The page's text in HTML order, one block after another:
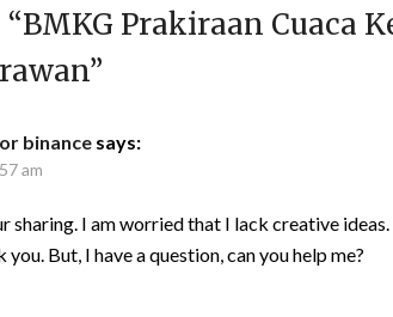
BMKG Prakiraan Cuaca
”
binance says:
am
sharing. I am worried that I lack creative
But, I have a question, can you help me?